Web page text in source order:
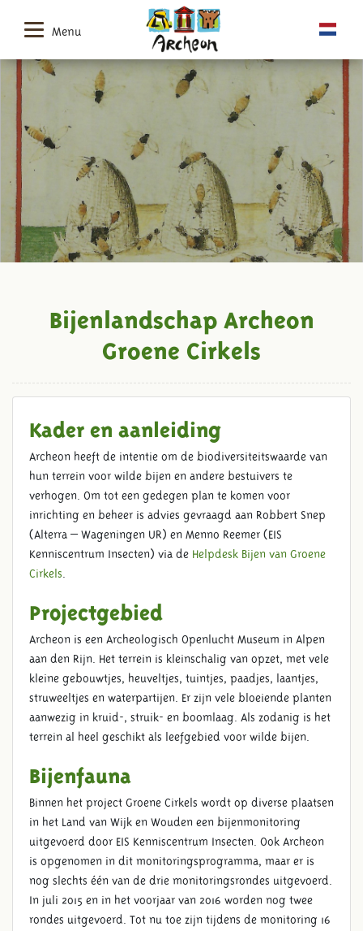
Menu
BIJENLANDSCHAP ARCHEON
GROENE CIRKELS
Bijenlandschap Archeon
Groene Cirkels
Kader en aanleiding
Archeon heeft de intentie om de biodiversiteitswaarde van
hun terrein voor wilde bijen en andere bestuivers te
verhogen. Om tot een gedegen plan te komen voor
inrichting en beheer is advies gevraagd aan Robbert Snep
(Alterra – Wageningen UR) en Menno Reemer (EIS
Kenniscentrum Insecten) via de Helpdesk Bijen van Groene
Cirkels
Projectgebied
Archeon is een Archeologisch Openlucht Museum in Alpen
aan den Rijn. Het terrein is kleinschalig van opzet, met vele
kleine gebouwtjes, heuveltjes, tuintjes, paadjes, laantjes,
struweeltjes en waterpartijen. Er zijn vele bloeiende planten
aanwezig in kruid-, struik- en boomlaag. Als zodanig is het
terrein al heel geschikt als leefgebied voor wilde bijen.
Bijenfauna
Binnen het project Groene Cirkels wordt op diverse plaatsen
in het Land van Wijk en Wouden een bijenmonitoring
uitgevoerd door EIS Kenniscentrum Insecten. Ook Archeon
is opgenomen in dit monitoringsprogramma, maar er is
nog slechts één van de drie monitoringsrondes uitgevoerd.
In juli 2015 en in het voorjaar van 2016 worden nog twee
rondes uitgevoerd. Tot nu toe zijn tijdens de monitoring 16